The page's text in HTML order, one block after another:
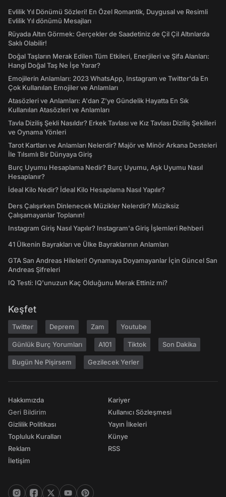
Evlilik Yıl Dönümü Sözleri! En Özel Romantik, Duygusal ve Resimli
Evlilik Yıl dönümü Mesajları
Rüyada Altın Görmek: Gerçekler de Saadetiniz de Çil Çil Altınlarda
Saklı Olabilir!
Doğal Taşların Merak Edilen Tüm Etkileri, Enerjileri ve Şifa Alanları:
Hangi Doğal Taş Ne İşe Yarar?
Emojilerin Anlamları: 2023 WhatsApp, Instagram ve Twitter'da En
Çok Kullanılan Emojiler ve Anlamları
Atasözleri ve Anlamları: A'dan Z'ye Gündelik Hayatta En Sık
Kullanılan Atasözleri ve Anlamları
Tavla Diziliş Şekli Nasıldır? Erkek Tavlası ve Kız Tavlası Diziliş Şekilleri
ve Oynama Yönleri
Tarot Kartları ve Anlamları Nelerdir? Majör ve Minör Arkana Desteleri
İle Tılsımlı Bir Dünyaya Giriş
Burç Uyumu Hesaplama Nedir? Burç Uyumu, Aşk Uyumu Nasıl
Hesaplanır?
İdeal Kilo Nedir? İdeal Kilo Hesaplama Nasıl Yapılır?
Ders Çalışırken Dinlenecek Müzikler Nelerdir? Müziksiz
Çalışamayanlar Toplanın!
Instagram Giriş Nasıl Yapılır? Instagram'a Giriş İşlemleri Rehberi
41 Ülkenin Bayrakları ve Ülke Bayraklarının Anlamları
GTA San Andreas Hileleri! Oynamaya Doyamayanlar İçin Güncel San
Andreas Şifreleri
IQ Testi: IQ'unuzun Kaç Olduğunu Merak Ettiniz mi?
Keşfet
Twitter Deprem Zam Youtube
Günlük Burç Yorumları A101 Tiktok Son Dakika
Bugün Ne Pişirsem Gezilecek Yerler
Hakkımızda
Geri Bildirim
Gizlilik Politikası
Topluluk Kuralları
Reklam
İletişim
Kariyer
Kullanıcı Sözleşmesi
Yayın İlkeleri
Künye
RSS